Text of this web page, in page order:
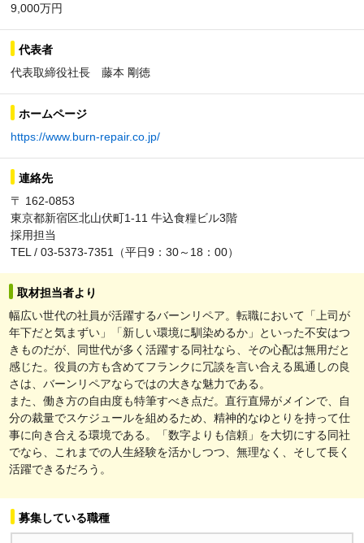
9,000万円
代表者
代表取締役社長 藤本 剛徳
ホームページ
https://www.burn-repair.co.jp/
連絡先
〒 162-0853
東京都新宿区北山伏町1-11 牛込食糧ビル3階
採用担当
TEL / 03-5373-7351（平日9：30～18：00）
取材担当者より
幅広い世代の社員が活躍するバーンリペア。転職において「上司が
年下だと気まずい」「新しい環境に馴染めるか」といった不安はつ
きものだが、同世代が多く活躍する同社なら、その心配は無用だと
感じた。役員の方も含めてフランクに冗談を言い合える風通しの良
さは、バーンリペアならではの大きな魅力である。
また、働き方の自由度も特筆すべき点だ。直行直帰がメインで、自
分の裁量でスケジュールを組めるため、精神的なゆとりを持って仕
事に向き合える環境である。「数字よりも信頼」を大切にする同社
でなら、これまでの人生経験を活かしつつ、無理なく、そして長く
活躍できるだろう。
募集している職種